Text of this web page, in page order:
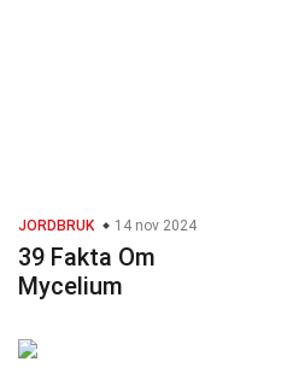
JORDBRUK 14 nov 2024
39 Fakta Om
Mycelium